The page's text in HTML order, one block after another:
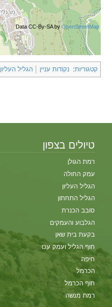
Data CC-By-SA byOpenStreetMap
קטגוריות: נקודות עניין הגליל העליון
טיולים בצפון
רמת הגולן
עמק החולה
הגליל העליון
הגליל התחתון
סובב הכנרת
הגלבוע והעמקים
בקעת בית שאן
חוף הגליל ועמק עכו
חיפה
הכרמל
חוף הכרמל
רמת מנשה